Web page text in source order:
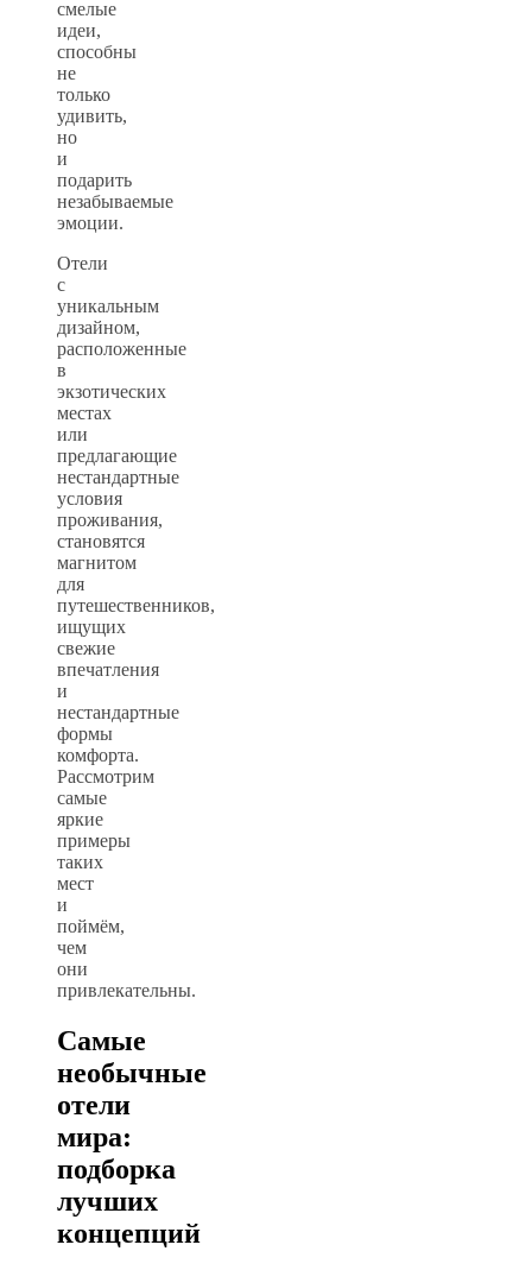
смелые
идеи,
способны
не
только
удивить,
но
и
подарить
незабываемые
эмоции.
Отели
с
уникальным
дизайном,
расположенные
в
экзотических
местах
или
предлагающие
нестандартные
условия
проживания,
становятся
магнитом
для
путешественников,
ищущих
свежие
впечатления
и
нестандартные
формы
комфорта.
Рассмотрим
самые
яркие
примеры
таких
мест
и
поймём,
чем
они
привлекательны.
Самые
необычные
отели
мира:
подборка
лучших
концепций